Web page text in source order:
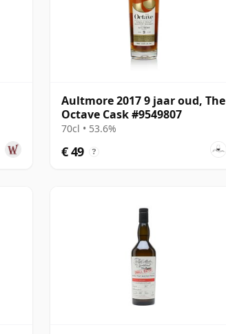
Aultmore 2017 9 jaar oud, The
Octave Cask #9549807
70cl • 53.6%
€ 49 ?